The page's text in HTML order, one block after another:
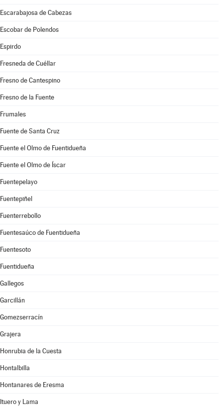
Escarabajosa de Cabezas
Escobar de Polendos
Espirdo
Fresneda de Cuéllar
Fresno de Cantespino
Fresno de la Fuente
Frumales
Fuente de Santa Cruz
Fuente el Olmo de Fuentidueña
Fuente el Olmo de Íscar
Fuentepelayo
Fuentepiñel
Fuenterrebollo
Fuentesaúco de Fuentidueña
Fuentesoto
Fuentidueña
Gallegos
Garcillán
Gomezserracín
Grajera
Honrubia de la Cuesta
Hontalbilla
Hontanares de Eresma
Ituero y Lama